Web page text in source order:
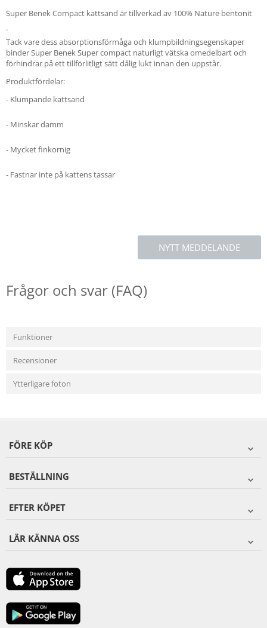
Super Benek Compact kattsand är tillverkad av 100% Nature bentonit
.
Tack vare dess absorptionsförmåga och klumpbildningsegenskaper
binder Super Benek Super compact naturligt vätska omedelbart och
förhindrar på ett tillförlitligt sätt dålig lukt innan den uppstår.
Produktfördelar:
- Klumpande kattsand
- Minskar damm
- Mycket finkornig
- Fastnar inte på kattens tassar
NYTT MEDDELANDE
Frågor och svar (FAQ)
Funktioner
Recensioner
Ytterligare foton
FÖRE KÖP
BESTÄLLNING
EFTER KÖPET
LÄR KÄNNA OSS